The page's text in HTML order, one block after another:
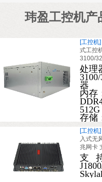
玮盈工控机产
[工控机]
式工控
3100/
处理
器
内存
512G
存储
[工控机]
入式无
兆网卡
支